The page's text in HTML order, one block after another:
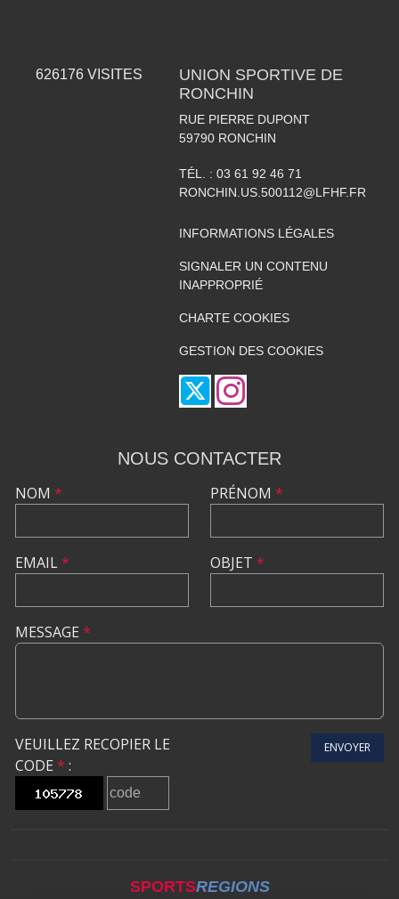
626176 VISITES
UNION SPORTIVE DE
RONCHIN
RUE PIERRE DUPONT
59790 RONCHIN
TÉL. : 03 61 92 46 71
RONCHIN.US.500112@LFHF.FR
INFORMATIONS LÉGALES
SIGNALER UN CONTENU
INAPPROPRIÉ
CHARTE COOKIES
GESTION DES COOKIES
NOUS CONTACTER
NOM *
EMAIL*
PRÉNOM *
OBJET *
MESSAGE *
VEUILLEZ RECOPIER LE
CODE * :
ENVOYER
SPORTSREGIONS